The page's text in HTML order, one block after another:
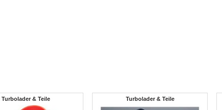
Turbolader & Teile Turbolader & Teile